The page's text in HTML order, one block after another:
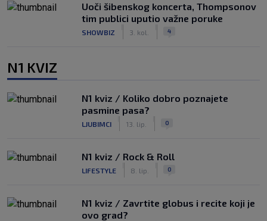
Uoči šibenskog koncerta, Thompsonov
tim publici uputio važne poruke
SHOWBIZ 3. kol. 4
N1 KVIZ
N1 kviz / Koliko dobro poznajete
pasmine pasa?
LJUBIMCI 13. lip. 0
N1 kviz / Rock & Roll
LIFESTYLE 8. lip. 0
N1 kviz / Zavrtite globus i recite koji je
ovo grad?